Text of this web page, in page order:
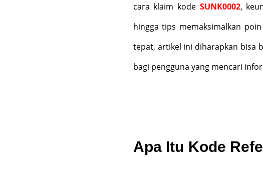
cara klaim kode SUNK0002,
hingga tips memaksimalkan
tepat, artikel ini diharapkan bisa
bagi pengguna yang mencari
Apa Itu Kode